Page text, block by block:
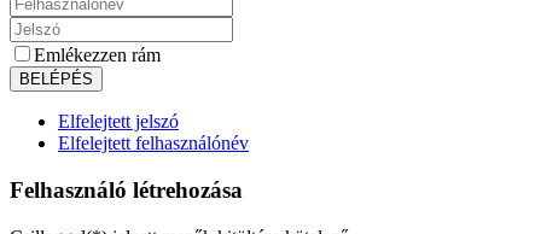
Emlékezzen rám
Elfelejtett jelszó
Elfelejtett felhasználónév
Felhasználó létrehozása